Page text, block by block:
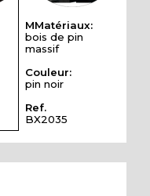
MMatériaux:
bois de pin
massif
Couleur:
pin noir
Ref.
BX2035